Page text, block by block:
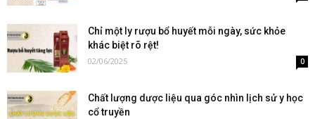
Chỉ một ly rượu bổ huyết mỗi ngày, sức khỏe
khác biệt rõ rệt!
02/06/2025 0
Chất lượng dược liệu qua góc nhìn lịch sử y học
cổ truyền